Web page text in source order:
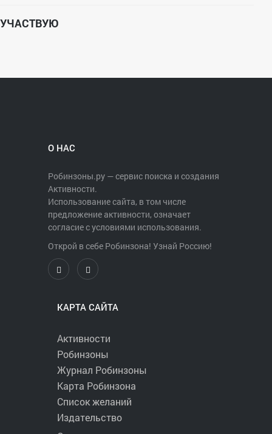
УЧАСТВУЮ
О НАС
Робинзоны.ру — сервис поиска и создания
Активности.
Использование сайта, в том числе
предложение активности, означает
согласие с условиями использования.
Открой в себе Робинзона! Узнай Россию!
КАРТА САЙТА
Активности
Робинзоны
Журнал Робинзоны
Карта Робинзона
Список желаний
Издательство